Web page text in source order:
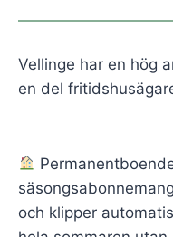
Vellinge har en hög
en del
och klipper